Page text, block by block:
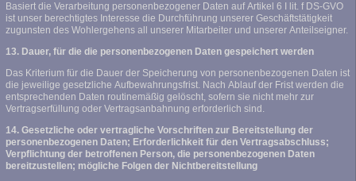
Basiert die Verarbeitung personenbezogener Daten auf Artikel 6 I lit. f DS-GVO
ist unser berechtigtes Interesse die Durchführung unserer Geschäftstätigkeit
zugunsten des Wohlergehens all unserer Mitarbeiter und unserer Anteilseigner.
13. Dauer, für die die personenbezogenen Daten gespeichert werden
Das Kriterium für die Dauer der Speicherung von personenbezogenen Daten ist
die jeweilige gesetzliche Aufbewahrungsfrist. Nach Ablauf der Frist werden die
entsprechenden Daten routinemäßig gelöscht, sofern sie nicht mehr zur
Vertragserfüllung oder Vertragsanbahnung erforderlich sind.
14. Gesetzliche oder vertragliche Vorschriften zur Bereitstellung der
personenbezogenen Daten; Erforderlichkeit für den Vertragsabschluss;
Verpflichtung der betroffenen Person, die personenbezogenen Daten
bereitzustellen; mögliche Folgen der Nichtbereitstellung